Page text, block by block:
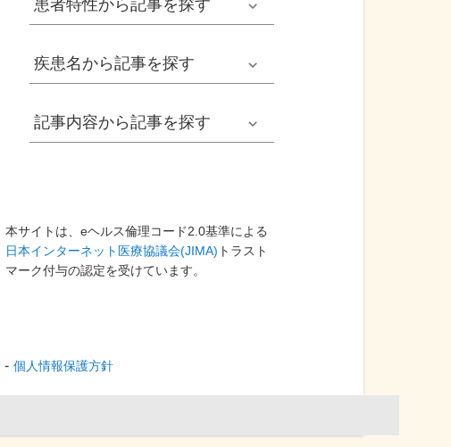
歯科口腔外科系
精神科系
消化器外科系
アレルギー
がん・悪性腫瘍
患者特性から記事を探す
男性
疾患名から記事を探す
網膜剝離
痛風
前立腺がん
記事内容から記事を探す
健康・美容
食生活
基礎知識
本サイトは、eヘルス倫理コード2.0基準による
日本インターネット医療協議会(JIMA) トラスト
マーク付与の認定を受けています。
個人情報保護方針